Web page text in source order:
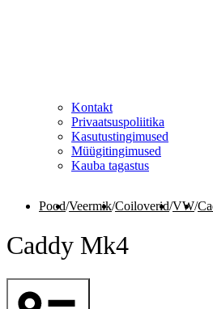
Kontakt
Privaatsuspoliitika
Kasutustingimused
Müügitingimused
Kauba tagastus
Pood/Veermik/Coiloverid/VW/
Caddy Mk4